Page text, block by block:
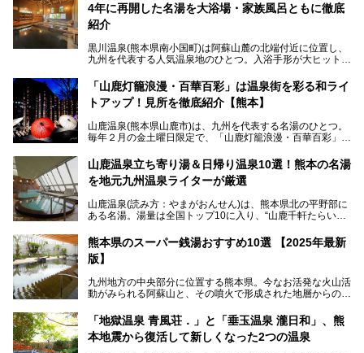
4年に再開した名湯を大浴場・家族風呂ともに徹底
紹介
黒川温泉(熊本県南小国町)は阿蘇山麓の北端付近に位置し、
九州を代表する人気温泉地のひとつ。入浴手形が大ヒット
す。
中でも「耕きち(こうきち)の湯」は露天風呂を持たないもの
り一度廃業しましたが、2024年10月に営業再開。数多くの
温泉ファンに注目される名湯です。
今回は再開した耕きちの湯を訪問し、全浴室(男女別大浴
「山鹿灯籠浪漫・百華百彩」は温泉街を彩る和ライ
トアップ！見所を徹底紹介【熊本】
山鹿温泉(熊本県山鹿市)は、九州を代表する名湯のひとつ。
毎年２月の金土曜日限定で、「山鹿灯籠浪漫・百華百彩」
ます。和傘や竹、ろうそくなどを用いて、和情緒たっぷりの
ライトアップが無料で楽しめます。
日、の合計8日間開催。今回は地元九州在住の筆者が、その
見所を徹底紹介。併せて、その他イベントや立ち寄り湯も併
山鹿温泉立ち寄り湯＆日帰り温泉10選！熊本の名湯
を地元九州温泉ライターが厳選
山鹿温泉(読み方：やまがおんせん)は、熊本県北の平野部に
ある名湯。湯量は全国トップ10に入り、“山鹿千軒たらいな
泉質であり、お湯の良さにも定評があります。
今回は地元九州の温泉ライターの私が実際に入浴した中か
設・家族風呂の3パターンに分類し、合計10施設を厳選して
ご紹介。ぜひ、湯めぐりの参考にして下さいね！
熊本県のスーパー銭湯おすすめ10選 【2025年最新
版】
九州地方の中央部分に位置する熊本県。今なお活発な火山活
動がみられる阿蘇山と、その噴火で形成された地層からの湧
す。
そんな熊本県は、県内の至るところから温泉が湧いている温
泉県でもあります。山鹿温泉、玉名温泉、黒川温泉、人吉温
「地獄温泉 青風荘．」と「垂玉温泉 瀧日和」、熊
本地震から復活して新しくなった2つの温泉